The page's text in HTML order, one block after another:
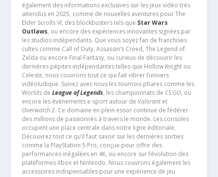
également des informations exclusives sur les jeux vidéo très
attendus en 2025, comme de nouvelles aventures pour The
Elder Scrolls VI, des blockbusters tels que Star Wars
Outlaws, ou encore des expériences innovantes signées par
les studios indépendants. Que vous soyez fan de franchises
cultes comme Call of Duty, Assassin’s Creed, The Legend of
Zelda ou encore Final Fantasy, ou curieux de découvrir les
dernières pépites indépendantes telles que Hollow Knight ou
Celeste, nous couvrons tout ce qui fait vibrer l’univers
vidéoludique. Suivez avec nous les tournois phares comme les
Worlds de League of Legends, les championnats de CS:GO, ou
encore les événements e-sport autour de Valorantet
Overwatch 2. Ce domaine en plein essor continue de fédérer
des millions de passionnés à travers le monde. Les consoles
occupent une place centrale dans notre ligne éditoriale.
Découvrez tout ce qu’il faut savoir sur les dernières sorties
comme la PlayStation 5 Pro, conçue pour offrir des
performances inégalées en 4K, ou encore sur l’évolution des
plateformes Xbox et Nintendo. Nous couvrons également les
accessoires indispensables pour une expérience de jeu